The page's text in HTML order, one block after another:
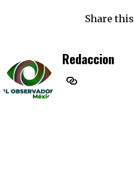
Share this
Redaccion